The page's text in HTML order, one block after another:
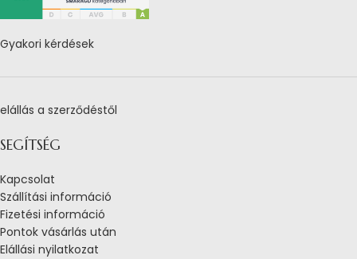
Gyakori kérdések
elállás a szerződéstől
SEGÍTSÉG
Kapcsolat
Szállítási információ
Fizetési információ
Pontok vásárlás után
Elállási nyilatkozat